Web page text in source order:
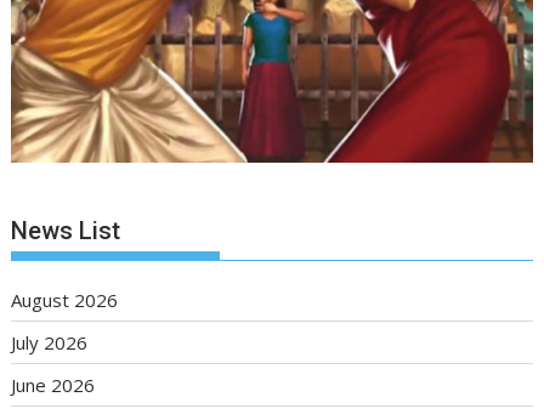
News List
August 2026
July 2026
June 2026